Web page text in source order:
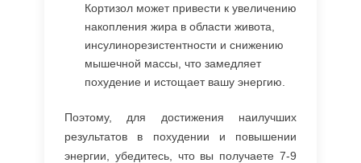
Кортизол может привести к увеличению
накопления жира в области живота,
инсулинорезистентности и снижению
мышечной массы, что замедляет
похудение и истощает вашу энергию.
Поэтому, для достижения наилучших
результатов в похудении и повышении
энергии, убедитесь, что вы получаете 7-9